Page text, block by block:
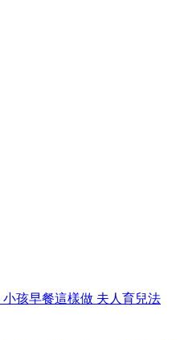
小孩早餐這樣做 夫人育兒法